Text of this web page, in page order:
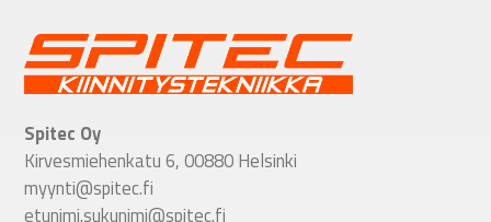
Spitec Oy
Kirvesmiehenkatu 6, 00880 Helsinki
myynti@spitec.fi
etunimi.sukunimi@spitec.fi